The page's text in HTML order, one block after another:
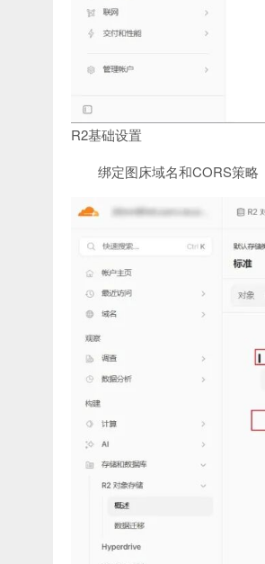
R2基础设置
绑定图床域名和CORS策略